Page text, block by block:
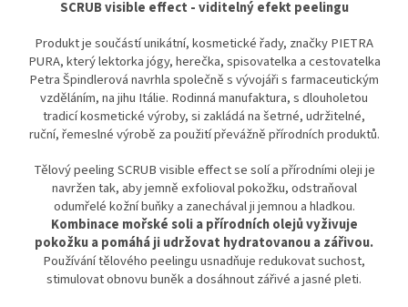
SCRUB visible effect - viditelný efekt peelingu
Produkt je součástí unikátní, kosmetické řady, značky PIETRA
PURA, který lektorka jógy, herečka, spisovatelka a cestovatelka
Petra Špindlerová navrhla společně s vývojáři s farmaceutickým
vzděláním, na jihu Itálie. Rodinná manufaktura, s dlouholetou
tradicí kosmetické výroby, si zakládá na šetrné, udržitelné,
ruční, řemeslné výrobě za použití převážně přírodních produktů.
Tělový peeling SCRUB visible effect se solí a přírodními oleji je
navržen tak, aby jemně exfolioval pokožku, odstraňoval
odumřelé kožní buňky a zanechával ji jemnou a hladkou.
Kombinace mořské soli a přírodních olejů vyživuje
pokožkua pomáhá ji udržovat hydratovanou a zářivou.
Používání tělového peelingu usnadňuje redukovat suchost,
stimulovat obnovu buněk a dosáhnout zářivé a jasné pleti.